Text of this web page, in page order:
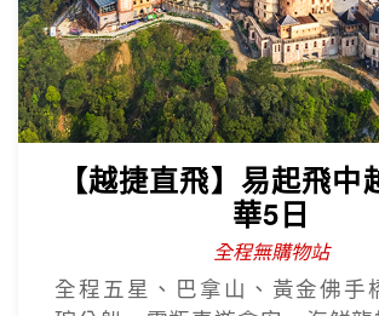
【越捷直飛】易起飛中
華5日
全程無購物站
全程五星、巴拿山、黃金佛手